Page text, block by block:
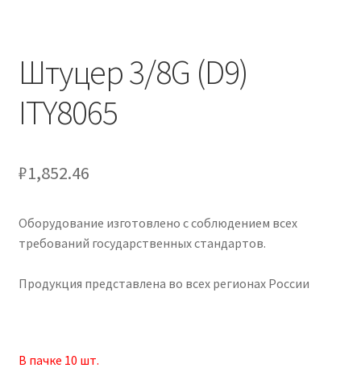
Штуцер 3/8G (D9)
ITY8065
₽1,852.46
Оборудование изготовлено с соблюдением всех
требований государственных стандартов.
Продукция представлена во всех регионах России
В пачке 10 шт.